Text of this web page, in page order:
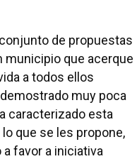
de propuestas
municipio que acerque
a todos ellos
muy poca
caracterizado esta
que se les propone,
favor a iniciativa